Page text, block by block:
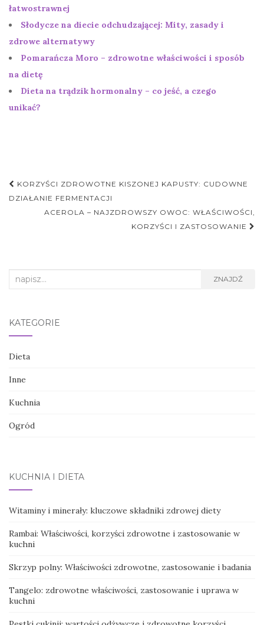
łatwostrawnej
Słodycze na diecie odchudzającej: Mity, zasady i
zdrowe alternatywy
Pomarańcza Moro – zdrowotne właściwości i sposób
na dietę
Dieta na trądzik hormonalny – co jeść, a czego
unikać?
Nawigacja
postu
KORZYŚCI ZDROWOTNE KISZONEJ KAPUSTY: CUDOWNE
DZIAŁANIE FERMENTACJI
ACEROLA – NAJZDROWSZY OWOC: WŁAŚCIWOŚCI,
KORZYŚCI I ZASTOSOWANIE
Search
ZNAJDŹ
KATEGORIE
Dieta
Inne
Kuchnia
Ogród
KUCHNIA I DIETA
Witaminy i minerały: kluczowe składniki zdrowej diety
Rambai: Właściwości, korzyści zdrowotne i zastosowanie w
kuchni
Skrzyp polny: Właściwości zdrowotne, zastosowanie i badania
Tangelo: zdrowotne właściwości, zastosowanie i uprawa w
kuchni